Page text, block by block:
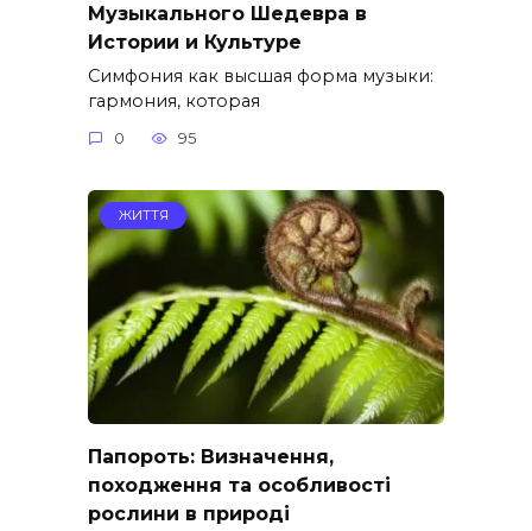
Музыкального Шедевра в
Истории и Культуре
Симфония как высшая форма музыки:
гармония, которая
0 95
ЖИТТЯ
Папороть: Визначення,
походження та особливості
рослини в природі